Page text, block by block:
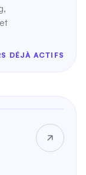
DÉJÀ ACTIFS